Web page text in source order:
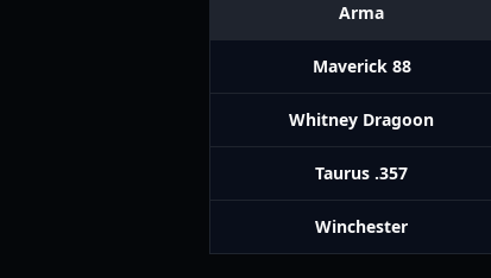
Arma
Maverick 88
Whitney Dragoon
Taurus .357
Winchester